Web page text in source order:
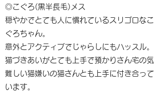
◎こぐろ(黒半長毛)メス
穏やかでとても人に慣れているスリゴロなこ
ぐろちゃん。
意外とアクティブでじゃらしにもハッスル。
猫づきあいがとても上手で預かりさん宅の気
難しい猫嫌いの猫さんとも上手に付き合って
います。